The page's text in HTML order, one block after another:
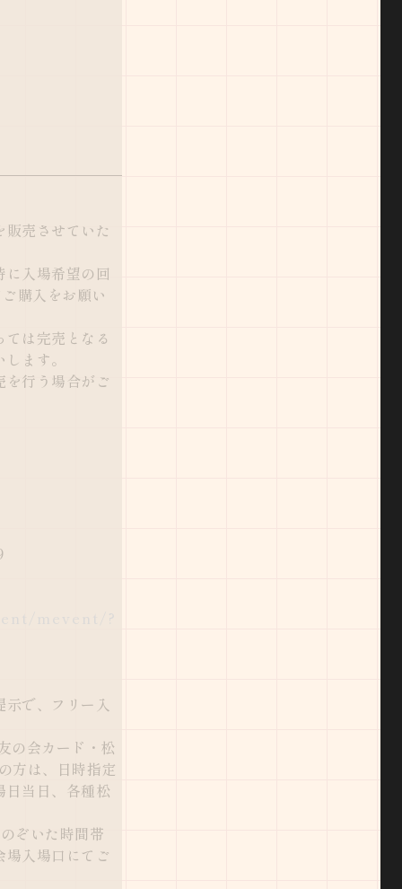
売させていた
入場希望の回
購入をお願い
は完売となる
ます。
行う場合がご
で、フリー入
の会カード・松
方は、日時指定
日当日、各種松
ぞいた時間帯
入場口にてご